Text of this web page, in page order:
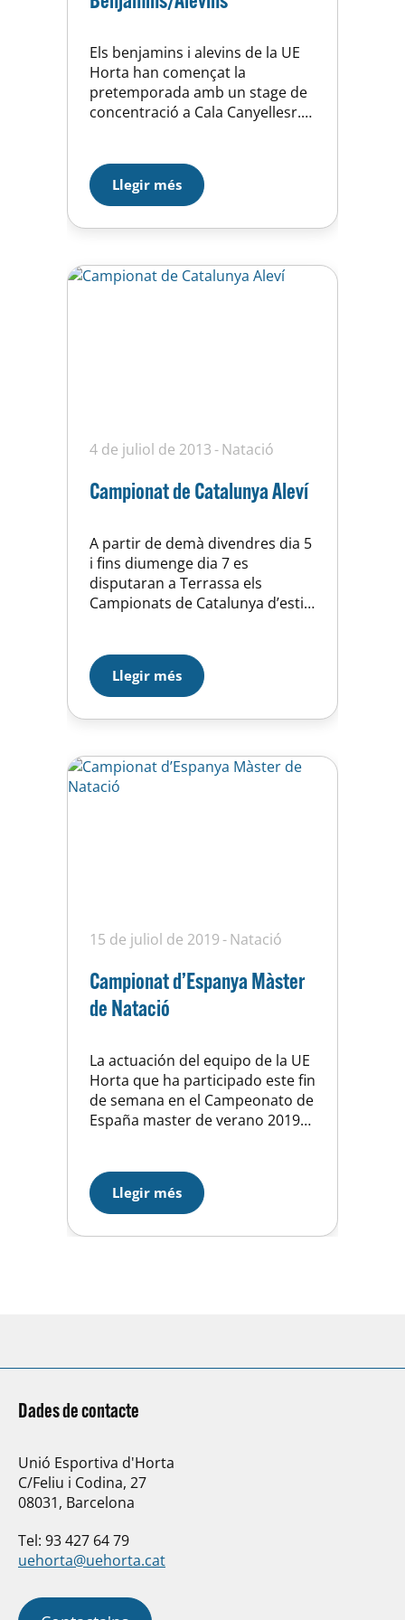
Els benjamins i alevins de la UE
Horta han començat la
pretemporada amb un stage de
concentració a Cala Canyellesr.
com natació, waterpolo, kayak,
esqui, tenis… Preparats per
començar la temporada !!
Llegir més
4 de juliol de 2013 Natació
Campionat de Catalunya Aleví
A partir de demà divendres dia 5
i fins diumenge dia 7 es
disputaran a Terrassa els
Campionats de Catalunya d’estiu
de 17 nedadors (13 nois i 4
noies) que de ben segur s’ho
deixaran tot per obtenir els
millors resultats posibles,
Llegir més
15 de juliol de 2019 Natació
Campionat d’Espanya Màster
de Natació
La actuación del equipo de la UE
Horta que ha participado este fin
de semana en el Campeonato de
España master de verano 2019
Clasificación femenina: 34
posición con 120 puntos (de un
total de 102 equipos)
Clasificación masculina: 41
Llegir més
Dades de contacte
Unió Esportiva d'Horta
C/Feliu i Codina, 27
08031, Barcelona
Tel: 93 427 64 79
uehorta@uehorta.cat